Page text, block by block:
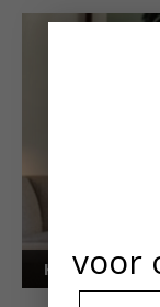
Kunstuitleen
voor